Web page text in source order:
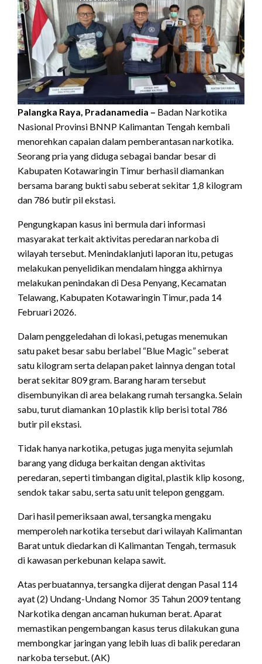
Palangka Raya, Pradanamedia – Badan Narkotika
Nasional Provinsi BNNP Kalimantan Tengah kembali
menorehkan capaian dalam pemberantasan narkotika.
Seorang pria yang diduga sebagai bandar besar di
Kabupaten Kotawaringin Timur berhasil diamankan
bersama barang bukti sabu seberat sekitar 1,8 kilogram
dan 786 butir pil ekstasi.
Pengungkapan kasus ini bermula dari informasi
masyarakat terkait aktivitas peredaran narkoba di
wilayah tersebut. Menindaklanjuti laporan itu, petugas
melakukan penyelidikan mendalam hingga akhirnya
melakukan penindakan di Desa Penyang, Kecamatan
Telawang, Kabupaten Kotawaringin Timur, pada 14
Februari 2026.
Dalam penggeledahan di lokasi, petugas menemukan
satu paket besar sabu berlabel “Blue Magic” seberat
satu kilogram serta delapan paket lainnya dengan total
berat sekitar 809 gram. Barang haram tersebut
disembunyikan di area belakang rumah tersangka. Selain
sabu, turut diamankan 10 plastik klip berisi total 786
butir pil ekstasi.
Tidak hanya narkotika, petugas juga menyita sejumlah
barang yang diduga berkaitan dengan aktivitas
peredaran, seperti timbangan digital, plastik klip kosong,
sendok takar sabu, serta satu unit telepon genggam.
Dari hasil pemeriksaan awal, tersangka mengaku
memperoleh narkotika tersebut dari wilayah Kalimantan
Barat untuk diedarkan di Kalimantan Tengah, termasuk
di kawasan perkebunan kelapa sawit.
Atas perbuatannya, tersangka dijerat dengan Pasal 114
ayat (2) Undang-Undang Nomor 35 Tahun 2009 tentang
Narkotika dengan ancaman hukuman berat. Aparat
memastikan pengembangan kasus terus dilakukan guna
membongkar jaringan yang lebih luas di balik peredaran
narkoba tersebut. (AK)